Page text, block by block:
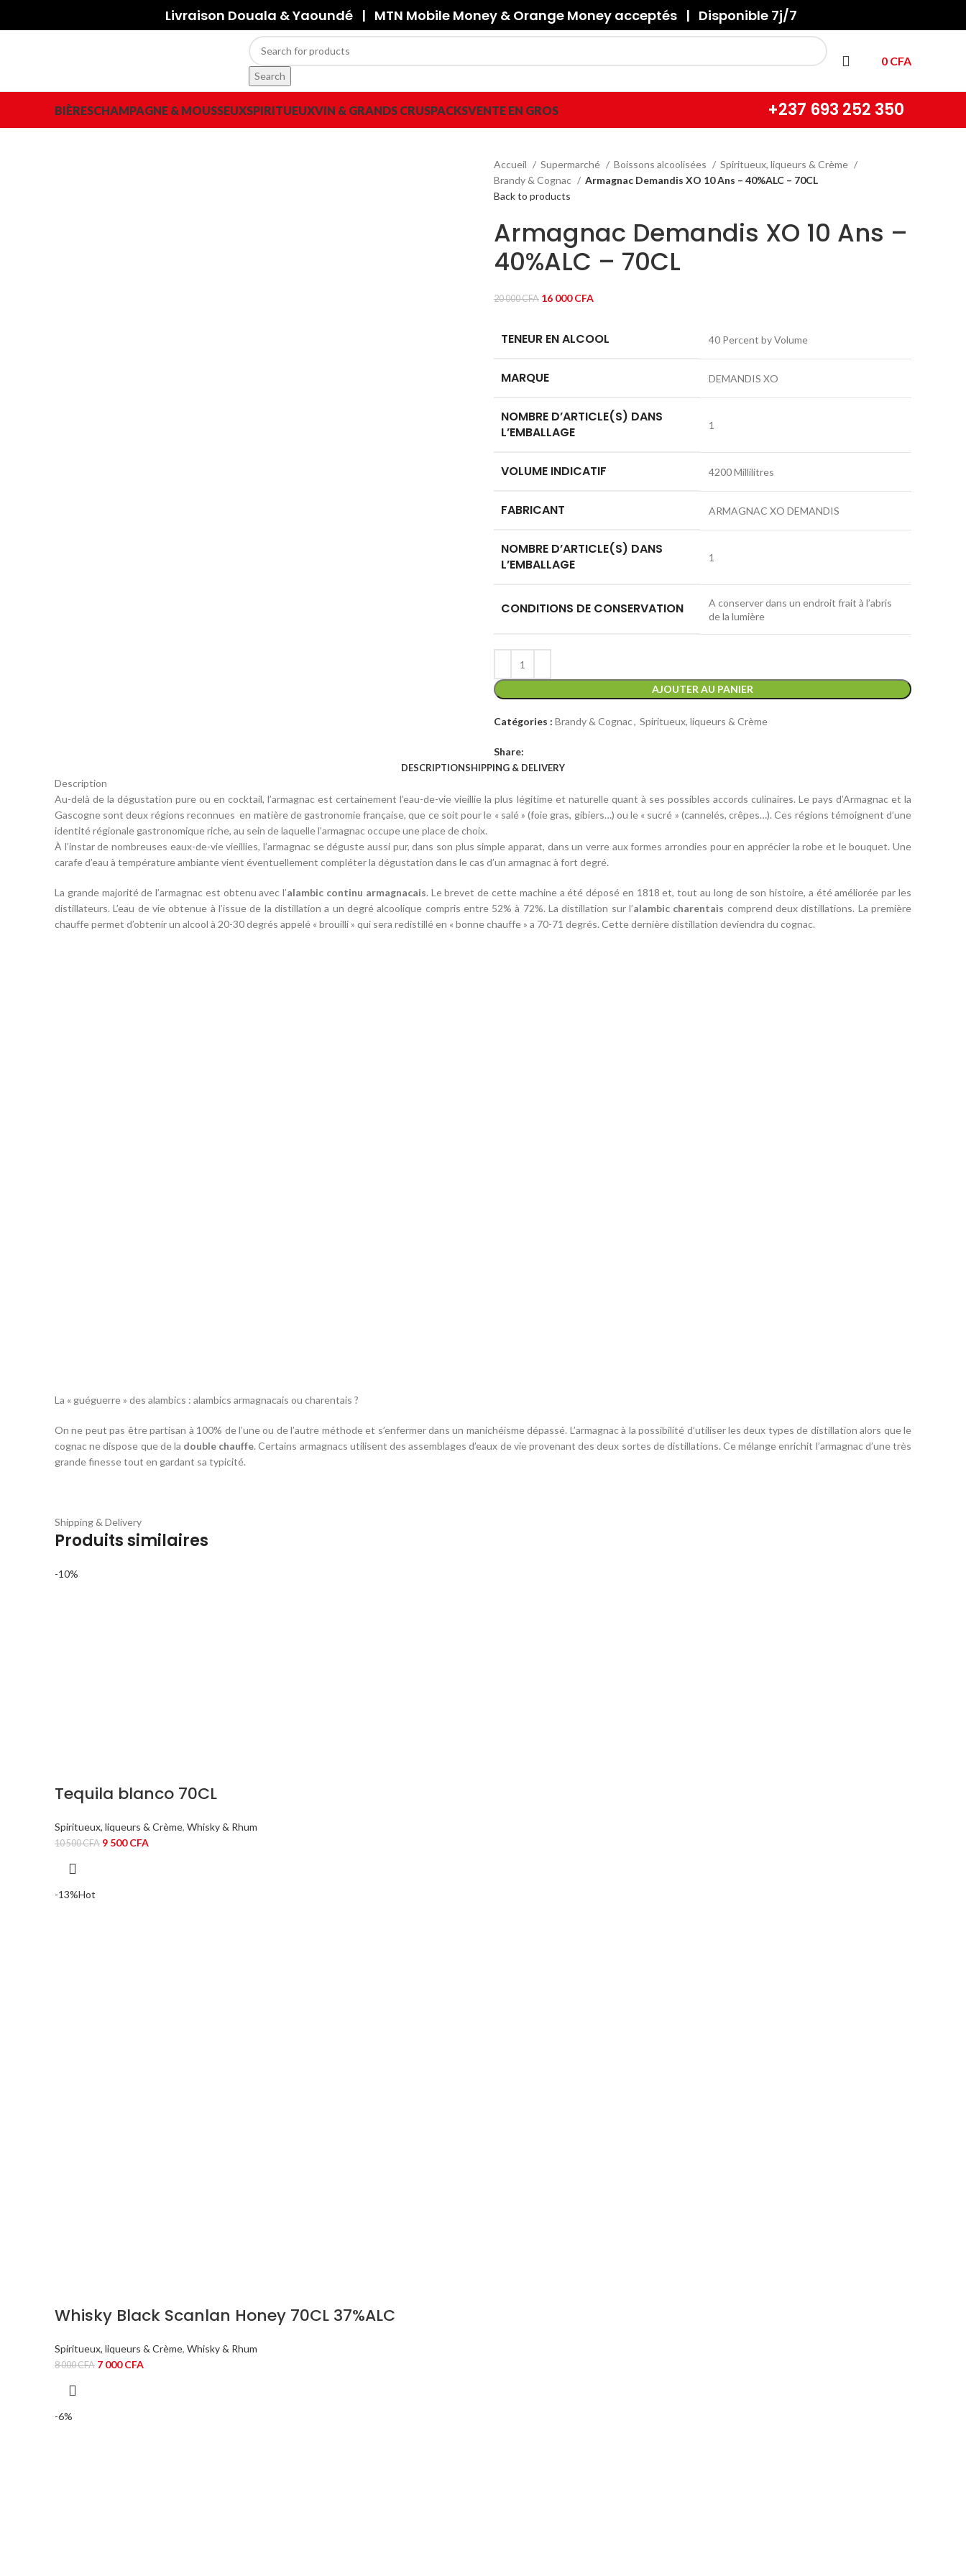
Livraison Douala & Yaoundé | MTN Mobile Money & Orange Money acceptés | Disponible 7j/7
Search
0 CFA
BIÈRESCHAMPAGNE & MOUSSEUXSPIRITUEUXVIN & GRANDS CRUSPACKSVENTE EN GROS +237 693 252 350
Accueil Supermarché Boissons alcoolisées
Spiritueux, liqueurs & Crème
Brandy & Cognac
Armagnac Demandis XO 10 Ans – 40%ALC – 70CL
Back to products
Armagnac Demandis XO 10 Ans –
40%ALC – 70CL
20 000CFA Le
était :
000 CFA.
16 000CFA
est :
TENEUR EN ALCOOL 40 Percent by Volume
MARQUE DEMANDIS XO
NOMBRE D’ARTICLE(S) DANS
L’EMBALLAGE
1
VOLUME INDICATIF 4200 Millilitres
FABRICANT ARMAGNAC XO DEMANDIS
NOMBRE D’ARTICLE(S) DANS
L’EMBALLAGE
1
CONDITIONS DE CONSERVATION
A conserver dans un endroit frait à l’abris
de la lumière
AJOUTER AU PANIER
Catégories : Brandy & Cognac, Spiritueux, liqueurs & Crème
Share:
DESCRIPTIONSHIPPING & DELIVERY
Description
Au-delà de la dégustation pure ou en cocktail, l’armagnac est certainement l’eau-de-vie vieillie la plus légitime et naturelle quant à ses possibles accords culinaires. Le pays d’Armagnac et la
Gascogne sont deux régions reconnues en matière de gastronomie française, que ce soit pour le « salé » (foie gras, gibiers…) ou le « sucré » (cannelés, crêpes…). Ces régions témoignent d’une
identité régionale gastronomique riche, au sein de laquelle l’armagnac occupe une place de choix.
À l’instar de nombreuses eaux-de-vie vieillies, l’armagnac se déguste aussi pur, dans son plus simple apparat, dans un verre aux formes arrondies pour en apprécier la robe et le bouquet. Une
carafe d’eau à température ambiante vient éventuellement compléter la dégustation dans le cas d’un armagnac à fort degré.
La grande majorité de l’armagnac est obtenu avec l’alambic continu armagnacais. Le brevet de cette machine a été déposé en 1818 et, tout au long de son histoire, a été améliorée par les
distillateurs. L’eau de vie obtenue à l’issue de la distillation a un degré alcoolique compris entre 52% à 72%. La distillation sur l’alambic charentais comprend deux distillations. La première
chauffe permet d’obtenir un alcool à 20-30 degrés appelé « brouilli » qui sera redistillé en « bonne chauffe » a 70-71 degrés. Cette dernière distillation deviendra du cognac.
La « guéguerre » des alambics : alambics armagnacais ou charentais ?
On ne peut pas être partisan à 100% de l’une ou de l’autre méthode et s’enfermer dans un manichéisme dépassé. L’armagnac à la possibilité d’utiliser les deux types de distillation alors que le
cognac ne dispose que de la double chauffe. Certains armagnacs utilisent des assemblages d’eaux de vie provenant des deux sortes de distillations. Ce mélange enrichit l’armagnac d’une très
grande finesse tout en gardant sa typicité.
Shipping & Delivery
Produits similaires
-10%
Tequila blanco 70CL
Spiritueux, liqueurs & Crème, Whisky & Rhum
10 500CFA Le
9 500CFA
-13%Hot
Whisky Black Scanlan Honey 70CL 37%ALC
Spiritueux, liqueurs & Crème, Whisky & Rhum
8 000CFA Le
7 000CFA
-6%